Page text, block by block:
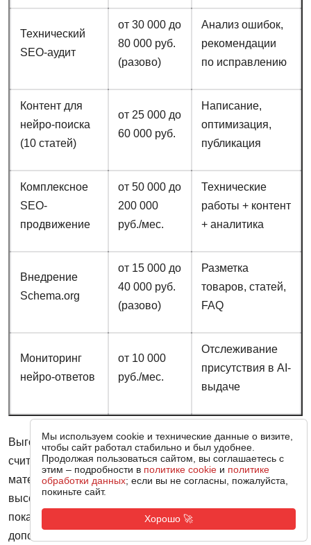
Технический
SEO-аудит
от 30 000 до
80 000 руб.
(разово)
Анализ ошибок,
рекомендации
по исправлению
Контент для
нейро-поиска
(10 статей)
от 25 000 до
60 000 руб.
Написание,
оптимизация,
публикация
Комплексное
SEO-
продвижение
от 50 000 до
200 000
руб./мес.
Технические
работы + контент
+ аналитика
Внедрение
Schema.org
от 15 000 до
40 000 руб.
(разово)
Разметка
товаров, статей,
FAQ
Мониторинг
нейро-ответов
от 10 000
руб./мес.
Отслеживание
присутствия в AI-
выдаче
Выгода от правильного продвижения в 2026 году
считается иначе, чем раньше. Один информационный
материал, попавший в источники нейро-ответа по
высокочастотному запросу, может давать брендовые
показы десяткам тысяч пользователей в месяц без
дополнительных затрат. Это эквивалент рекламного
Мы используем cookie и технические данные о визите,
чтобы сайт работал стабильно и был удобнее.
Продолжая пользоваться сайтом, вы соглашаетесь с
этим – подробности в политике cookie и политике
обработки данных; если вы не согласны, пожалуйста,
покиньте сайт.
Хорошо 🚀